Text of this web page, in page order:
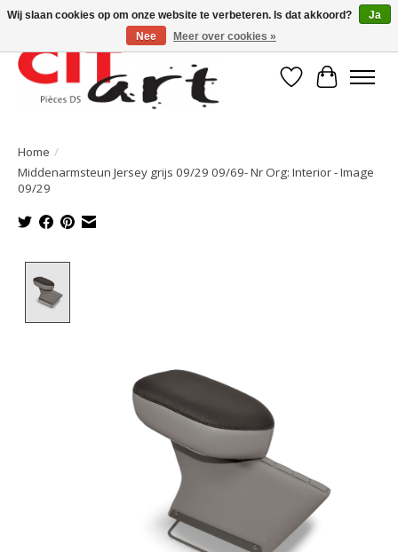
Verlanglijst
Home /
Middenarmsteun Jersey grijs 09/29 09/69- Nr Org: Interior - Image
09/29
Wij slaan cookies op om onze website te verbeteren. Is dat akkoord?
Ja
Nee
Meer over cookies »